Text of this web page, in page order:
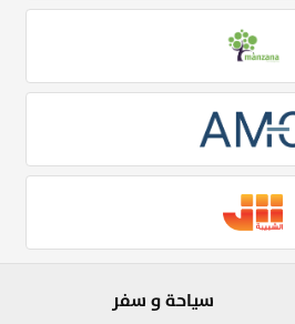
سياحة و سفر